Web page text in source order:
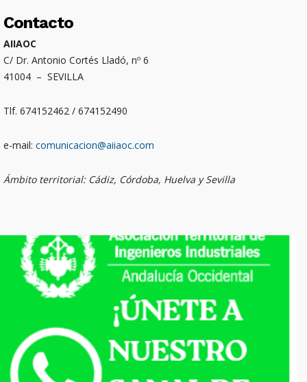
Contacto
AIIAOC
C/ Dr. Antonio Cortés Lladó, nº 6
41004 – SEVILLA
Tlf. 674152462 / 674152490
e-mail: comunicacion@aiiaoc.com
Ámbito territorial: Cádiz, Córdoba, Huelva y Sevilla